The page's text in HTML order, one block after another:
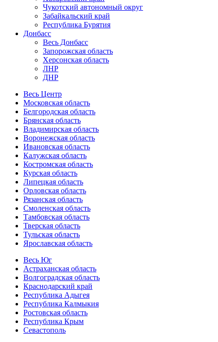
Чукотский автономный округ
Забайкальский край
Республика Бурятия
Донбасс
Весь Донбасс
Запорожская область
Херсонская область
ЛНР
ДНР
Весь Центр
Московская область
Белгородская область
Брянская область
Владимирская область
Воронежская область
Ивановская область
Калужская область
Костромская область
Курская область
Липецкая область
Орловская область
Рязанская область
Смоленская область
Тамбовская область
Тверская область
Тульская область
Ярославская область
Весь Юг
Астраханская область
Волгоградская область
Краснодарский край
Республика Адыгея
Республика Калмыкия
Ростовская область
Республика Крым
Севастополь